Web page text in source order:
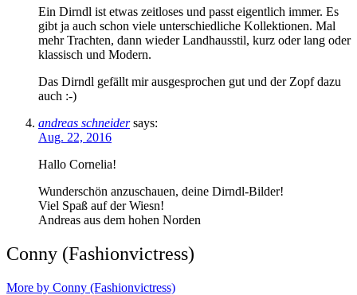
Ein Dirndl ist etwas zeitloses und passt eigentlich immer. Es
gibt ja auch schon viele unterschiedliche Kollektionen. Mal
mehr Trachten, dann wieder Landhausstil, kurz oder lang oder
klassisch und Modern.
Das Dirndl gefällt mir ausgesprochen gut und der Zopf dazu
auch :-)
andreas schneider says:
Aug. 22, 2016
Hallo Cornelia!
Wunderschön anzuschauen, deine Dirndl-Bilder!
Viel Spaß auf der Wiesn!
Andreas aus dem hohen Norden
Conny (Fashionvictress)
More by Conny (Fashionvictress)